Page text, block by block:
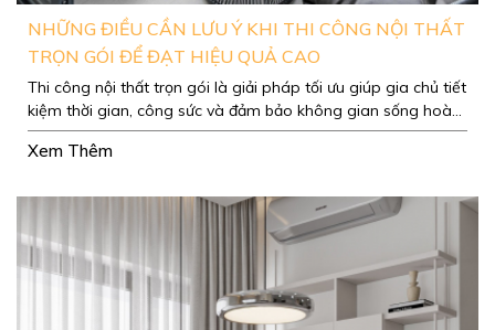
NHỮNG ĐIỀU CẦN LƯU Ý KHI THI CÔNG NỘI THẤT
TRỌN GÓI ĐỂ ĐẠT HIỆU QUẢ CAO
Thi công nội thất trọn gói là giải pháp tối ưu giúp gia chủ tiết
kiệm thời gian, công sức và đảm bảo không gian sống hoàn
hảo như mong đợi.
Xem Thêm